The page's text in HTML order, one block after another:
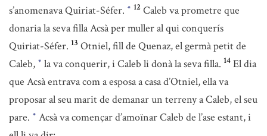
s’anomenava Quiriat-Séfer. * 12 Caleb va prometre que
donaria la seva filla Acsà per muller al qui conquerís
Quiriat-Séfer. 13 Otniel, fill de Quenaz, el germà petit de
Caleb, * la va conquerir, i Caleb li donà la seva filla. 14 El dia
que Acsà entrava com a esposa a casa d’Otniel, ella va
proposar al seu marit de demanar un terreny a Caleb, el seu
pare. * Acsà va començar d’amoïnar Caleb de l’ase estant, i